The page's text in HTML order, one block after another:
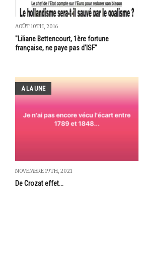
AOÛT 10TH, 2016
"Liliane Bettencourt, 1ère fortune
française, ne paye pas d'ISF"
A LA UNE
NOVEMBRE 19TH, 2021
De Crozat effet...